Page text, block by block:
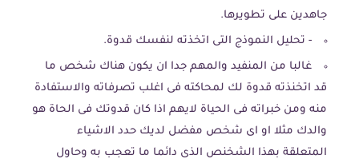
جاهدين على تطويرها.
- تحليل النموذج التى اتخذته لنفسك قدوة.
غالبا من المنفيد والمهم جدا ان يكون هناك شخص ما
قد اتخنذته قدوة لك لمحاكته فى اغلب تصرفاته والاستفادة
منه ومن خبراته فى الحياة لايهم اذا كان قدوتك فى الحاة هو
والدك مثلا او اى شخص مفضل لديك حدد الاشياء
المتعلقة بهذا الشخنص الذى دائما ما تعجب به وحاول